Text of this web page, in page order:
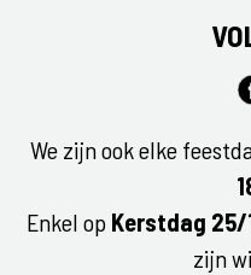
We zijn ook elke
Enkel op Kerstdag 25/
zijn